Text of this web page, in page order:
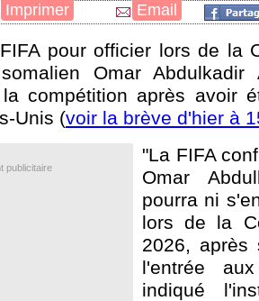
Imprimer Email
pour officier lors de la
Omar Abdulkadir
compétition après avoir
Unis (voir la brève d'hier à
publicitaire
"La FIFA
Omar
pourra ni
lors de la
2026, après
l'entrée
indiqué